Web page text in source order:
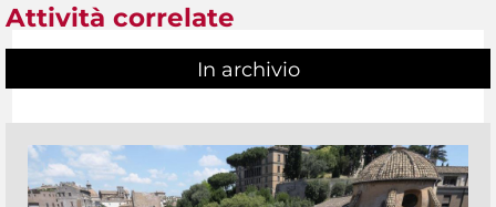
Attività correlate
In archivio